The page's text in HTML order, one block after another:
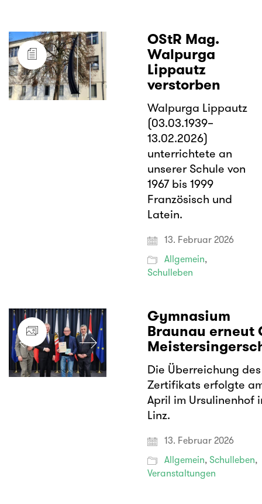
OStR Mag.
Walpurga
Lippautz
verstorben
Walpurga Lippautz
(03.03.1939–
13.02.2026)
unterrichtete an
unserer Schule von
1967 bis 1999
Französisch und
Latein.
13. Februar 2026
Allgemein,
Schulleben
Gymnasium
Braunau erneut
Die Überreichung des
Zertifikats erfolgte
April im Ursulinenhof
Linz.
13. Februar 2026
Allgemein,Schulleben,
Veranstaltungen